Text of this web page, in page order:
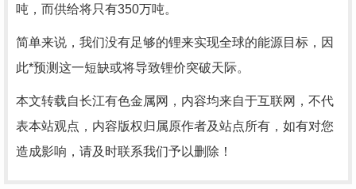
吨，而供给将只有350万吨。
简单来说，我们没有足够的锂来实现全球的能源目标，因
此*预测这一短缺或将导致锂价突破天际。
本文转载自长江有色金属网，内容均来自于互联网，不代
表本站观点，内容版权归属原作者及站点所有，如有对您
造成影响，请及时联系我们予以删除！